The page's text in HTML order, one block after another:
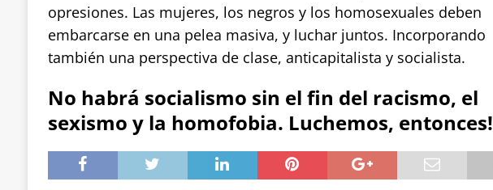
opresiones. Las mujeres, los negros y los homosexuales deben
embarcarse en una pelea masiva, y luchar juntos. Incorporando
también una perspectiva de clase, anticapitalista y socialista.
No habrá socialismo sin el fin del racismo, el
sexismo y la homofobia. Luchemos, entonces!